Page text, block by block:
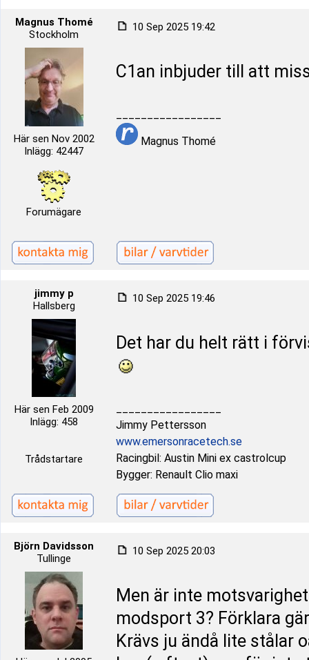
Magnus Thomé
Stockholm
Här sen Nov 2002
Inlägg: 42447
Forumägare
10 Sep 2025 19:42
C1an inbjuder till att
Magnus Thomé
jimmy p
Hallsberg
Här sen Feb 2009
Inlägg: 458
Trådstartare
10 Sep 2025 19:46
Det har du helt rätt i
Jimmy Pettersson
www.emersonracetech.se
Racingbil: Austin Mini ex castrolcup
Bygger: Renault Clio maxi
Björn Davidsson
Tullinge
10 Sep 2025 20:03
Men är inte
modsport 3? Förklara
Krävs ju ändå lite stålar